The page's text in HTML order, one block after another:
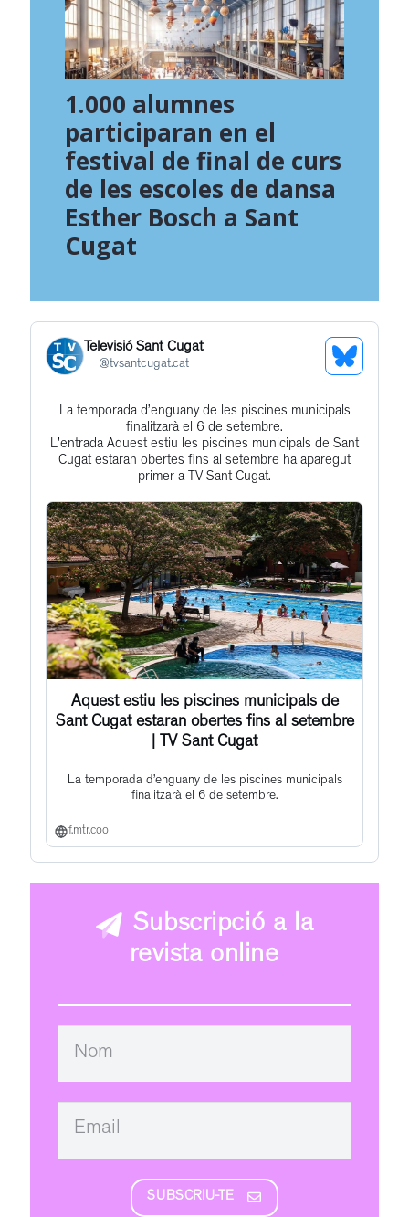
1.000 alumnes
participaran en el
festival de final de curs
de les escoles de dansa
Esther Bosch a Sant
Cugat
Televisió Sant Cugat
@tvsantcugat.cat
See
Profile
Get
to
this
La temporada d’enguany de les piscines municipals
finalitzarà el 6 de setembre.
L'entrada Aquest estiu les piscines municipals de Sant
Cugat estaran obertes fins al setembre ha aparegut
primer a TV Sant Cugat.
Aquest estiu les piscines municipals de
Sant Cugat estaran obertes fins al setembre
| TV Sant Cugat
La temporada d’enguany de les piscines municipals
finalitzarà el 6 de setembre.
f.mtr.cool
Subscripció a la
revista online
SUBSCRIU-TE